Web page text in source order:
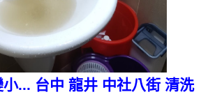
... 台中 龍井 中社八街 清洗